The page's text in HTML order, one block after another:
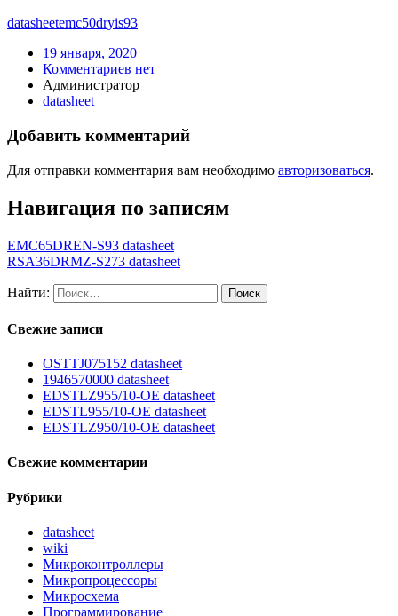
datasheetemc50dryis93
19 января, 2020
Комментариев нет
Администратор
datasheet
Добавить комментарий
Для отправки комментария вам необходимо авторизоваться.
Навигация по записям
EMC65DREN-S93 datasheet
RSA36DRMZ-S273 datasheet
Найти:
Свежие записи
OSTTJ075152 datasheet
1946570000 datasheet
EDSTLZ955/10-OE datasheet
EDSTL955/10-OE datasheet
EDSTLZ950/10-OE datasheet
Свежие комментарии
Рубрики
datasheet
wiki
Микроконтроллеры
Микропроцессоры
Микросхема
Программирование